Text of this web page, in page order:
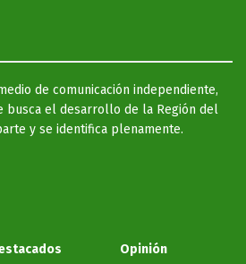
de comunicación independiente,
busca el desarrollo de la Región del
y se identifica plenamente.
Opinión